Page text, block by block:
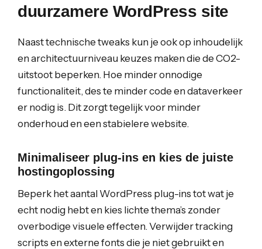
duurzamere WordPress site
Naast technische tweaks kun je ook op inhoudelijk
en architectuurniveau keuzes maken die de CO2-
uitstoot beperken. Hoe minder onnodige
functionaliteit, des te minder code en dataverkeer
er nodig is. Dit zorgt tegelijk voor minder
onderhoud en een stabielere website.
Minimaliseer plug-ins en kies de juiste
hostingoplossing
Beperk het aantal WordPress plug-ins tot wat je
echt nodig hebt en kies lichte thema’s zonder
overbodige visuele effecten. Verwijder tracking
scripts en externe fonts die je niet gebruikt en